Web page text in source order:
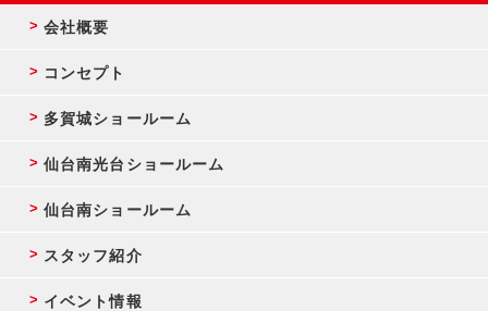
会社概要
コンセプト
多賀城ショールーム
仙台南光台ショールーム
仙台南ショールーム
スタッフ紹介
イベント情報